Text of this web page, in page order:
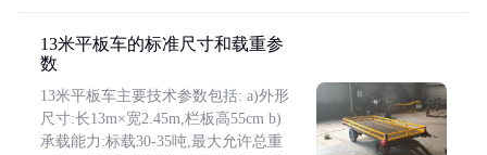
13米平板车的标准尺寸和载重参
数
13米平板车主要技术参数包括: a)外形
尺寸:长13m×宽2.45m,栏板高55cm b)
承载能力:标载30-35吨,最大允许总重